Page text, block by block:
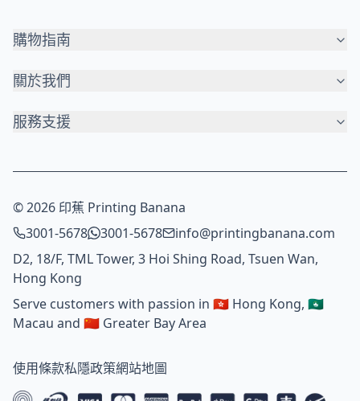
購物指南
關於我們
服務支援
© 2026 印蕉 Printing Banana
3001-5678
3001-5678
info@printingbanana.com
D2, 18/F, TML Tower, 3 Hoi Shing Road, Tsuen Wan,
Hong Kong
Serve customers with passion in 🇭🇰 Hong Kong, 🇲🇴
Macau and 🇨🇳 Greater Bay Area
使用條款私隱政策網站地圖